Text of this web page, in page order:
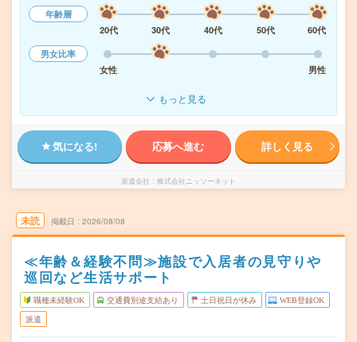
年齢層
20代
30代 40代 50代
60代
男女比率
女性
男性
もっと見る
気になる! 応募へ進む 詳しく見る
派遣会社 株式会社ニッソーネット
未読 掲載日 2026/08/08
≪年齢＆経験不問≫施設で入居者の見守りや
巡回など生活サポート
職種未経験OK 交通費別途支給あり 土日祝日が休み WEB登録OK
派遣